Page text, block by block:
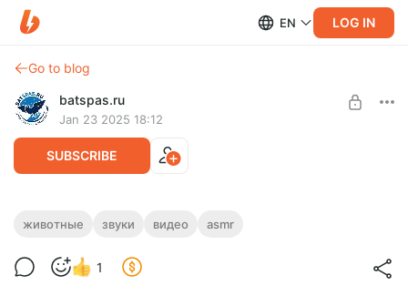
EN LOG IN
Go to blog
batspas.ru
Jan 23 2025 18:12
SUBSCRIBE
Тайный мир звуков. Любовь и
животные звуки видео asmr
1